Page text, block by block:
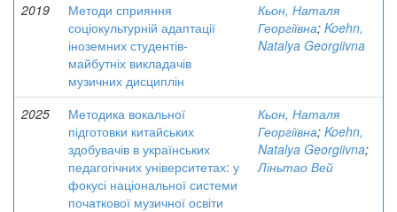
2019
Методи сприяння
соціокультурній адаптації
іноземних студентів-
майбутніх викладачів
музичних дисциплін
Кьон, Наталя
Георгіївна; Koehn,
Natalya Georgiivna
2025
Методика вокальної
підготовки китайських
здобувачів в українських
педагогічних університетах: у
фокусі національної системи
початкової музичної освіти
Кьон, Наталя
Георгіївна; Koehn,
Natalya Georgiivna;
Ліньтао Вей